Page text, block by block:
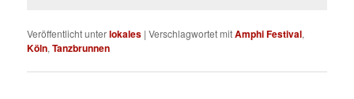
Veröffentlicht unterlokales |Verschlagwortet mitAmphi Festival,
Köln,Tanzbrunnen